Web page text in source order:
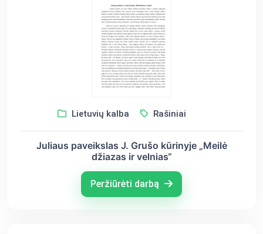
Lietuvių kalba Rašiniai
Juliaus paveikslas J. Grušo kūrinyje „Meilė
džiazas ir velnias“
Peržiūrėti darbą